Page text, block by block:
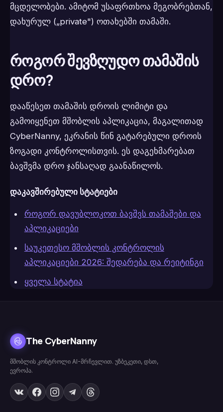
მცდელობები. ამიტომ უსაფრთხოა მეგობრებთან,
დახურულ („private") ოთახებში თამაში.
როგორ შევზღუდო თამაშის
დრო?
დააწესეთ თამაშის დროის ლიმიტი და
გამოიყენეთ მშობლის აპლიკაცია, მაგალითად
CyberNanny, ეკრანის წინ გატარებული დროის
ზოგადი კონტროლისთვის. ეს დაგეხმარებათ
ბავშვმა დრო ჯანსაღად გაანაწილოს.
დაკავშირებული სტატიები
როგორ დავუბლოკოთ ბავშვს თამაშები და
აპლიკაციები
საუკეთესო მშობლის კონტროლის
აპლიკაციები 2026: შედარება და რეიტინგი
ყველა სტატია
The CyberNanny
მშობლის კონტროლი AI-მრჩევლით. უზბეკეთი, დსთ,
ევროპა.